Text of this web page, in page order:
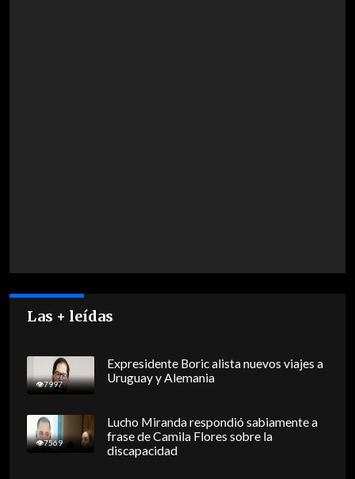
Las + leídas
7997
Expresidente Boric alista nuevos viajes a
Uruguay y Alemania
7569
Lucho Miranda respondió sabiamente a
frase de Camila Flores sobre la
discapacidad